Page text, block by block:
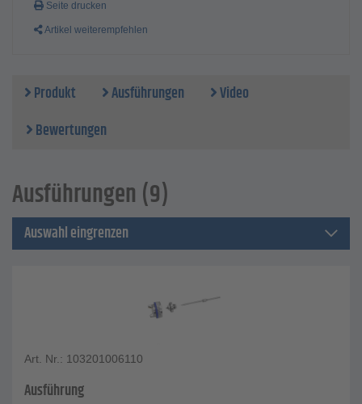
Seite drucken
Artikel weiterempfehlen
Produkt Ausführungen
Video
Bewertungen
Ausführungen (9)
Auswahl eingrenzen
Art. Nr.: 103201006110
Ausführung